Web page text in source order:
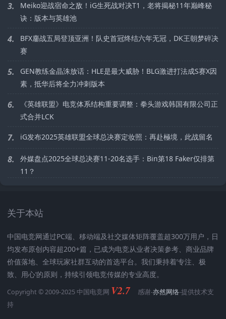
3.
Meiko迎战宿命之敌！iG生死战对决T1，老将揭秘11年巅峰秘
诀：版本与英雄池
4.
BFX鏖战五局登顶亚洲！队史首冠终结六年无冠，DK王朝梦碎决
赛
5.
GEN教练金晶洙放话：HLE是最大威胁！BLG激进打法成S赛X因
素，抵华后将全力冲刺版本
6.
《英雄联盟》电竞体系结构重要调整：拳头游戏韩国有限公司正
式合并LCK
7. iG发布2025英雄联盟全球总决赛定妆照：再赴極境，此战留名
8.
外媒盘点2025全球总决赛11-20名选手：Bin第18 Faker仅排第
11？
关于本站
中国电竞网通过PC端、移动端及社交媒体矩阵覆盖超300万用户，日
均发布原创内容超200+篇，已成为电竞从业者决策参考、商业品牌
价值落地、全球玩家社群互动的首选平台。我们秉持着’专注、极
致、用心‘的原则，持续引领电竞传媒的专业高度。
Copyright © 2009-2025 中国电竞网 V2.7 感谢-亦然网络-提供技术支
持